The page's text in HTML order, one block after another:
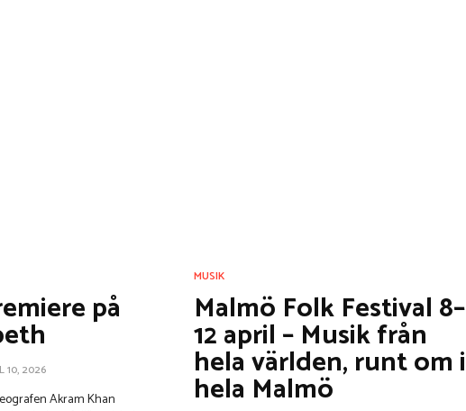
på
10, 2026
Akram Khan
MUSIK
Malmö Folk Festival 8–
12 april – Musik från
hela världen, runt om i
hela Malmö